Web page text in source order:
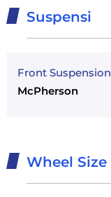
Suspensi
Front Suspension
McPherson
Wheel Size